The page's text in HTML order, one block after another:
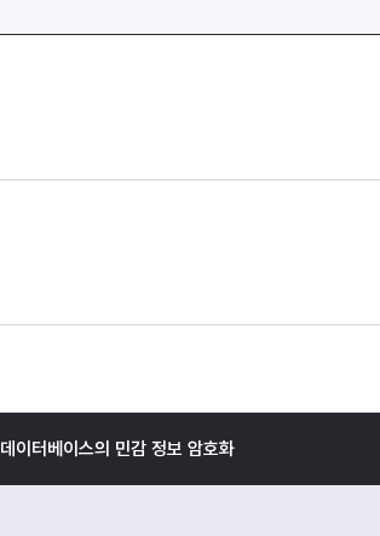
데이터베이스의 민감 정보 암호화